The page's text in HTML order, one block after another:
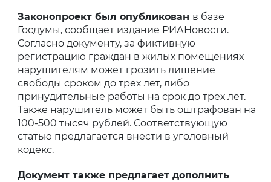
Законопроект был опубликован в базе
Госдумы, сообщает издание РИАНовости.
Согласно документу, за фиктивную
регистрацию граждан в жилых помещениях
нарушителям может грозить лишение
свободы сроком до трех лет, либо
принудительные работы на срок до трех лет.
Также нарушитель может быть оштрафован на
100-500 тысяч рублей. Соответствующую
статью предлагается внести в уголовный
кодекс.
Документ также предлагает дополнить